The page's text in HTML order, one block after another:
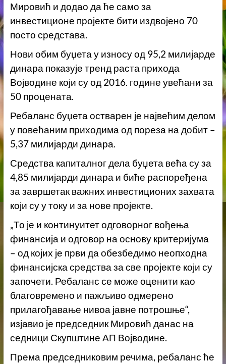
Мировић и додао да ће само за
инвестиционе пројекте бити издвојено 70
посто средстава.
Нови обим буџета у износу од 95,2 милијарде
динара показује тренд раста прихода
Војводине који су од 2016. године увећани за
50 процената.
Ребаланс буџета остварен је највећим делом
у повећаним приходима од пореза на добит –
5,37 милијарди динара.
Средства капиталног дела буџета већа су за
4,85 милијарди динара и биће распоређена
за завршетак важних инвестиционих захвата
који су у току и за нове пројекте.
„То је и континуитет одговорног вођења
финансија и одговор на основу критеријума
– од којих је први да обезбедимо неопходна
финансијска средства за све пројекте који су
започети. Ребаланс се може оценити као
благовремено и пажљиво одмерено
прилагођавање нивоа јавне потрошње“,
изјавио је председник Мировић данас на
седници Скупштине АП Војводине.
Према председниковим речима, ребаланс ће